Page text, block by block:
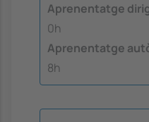
Aprenentatge
0h
Aprenentatge
8h